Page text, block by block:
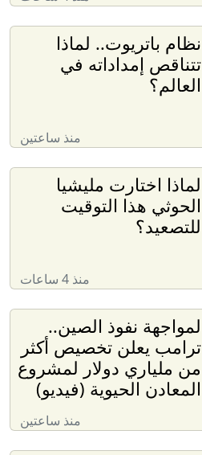
نظام باتريوت.. لماذا
تتناقص إمداداته في
العالم؟
منذ ساعتين
لماذا اختارت مليشيا
الحوثي هذا التوقيت
للتصعيد؟
منذ 4 ساعات
لمواجهة نفوذ الصين..
ترامب يعلن تخصيص أكثر
من ملياري دولار لمشروع
المعادن الحيوية (فيديو)
منذ ساعتين